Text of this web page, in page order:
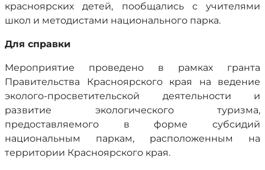
красноярских детей, пообщались с учителями
школ и методистами национального парка.
Для справки
Мероприятие проведено в рамках гранта
Правительства Красноярского края на ведение
эколого-просветительской деятельности и
развитие экологического туризма,
предоставляемого в форме субсидий
национальным паркам, расположенным на
территории Красноярского края.